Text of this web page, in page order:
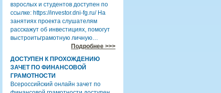
взрослых и студентов доступен по
ссылке: https://investor.dni-fg.ru/ На
занятиях проекта слушателям
расскажут об инвестициях, помогут
выстроитьграмотную личную…
Подробнее >>>
ДОСТУПЕН К ПРОХОЖДЕНИЮ
ЗАЧЕТ ПО ФИНАНСОВОЙ
ГРАМОТНОСТИ
Всероссийский онлайн зачет по